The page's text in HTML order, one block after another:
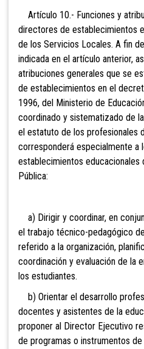
Artículo 10.- Funciones y
directores de establecimientos
de los Servicios Locales. A fin
indicada en el artículo anterior,
atribuciones generales que se
de establecimientos en el
1996, del Ministerio de
coordinado y sistematizado de
el estatuto de los profesionales
corresponderá especialmente a
establecimientos educacionales
Pública:
a) Dirigir y coordinar, en
el trabajo técnico-pedagógico
referido a la organización,
coordinación y evaluación de la
los estudiantes.
b) Orientar el desarrollo
docentes y asistentes de la
proponer al Director Ejecutivo
de programas o instrumentos